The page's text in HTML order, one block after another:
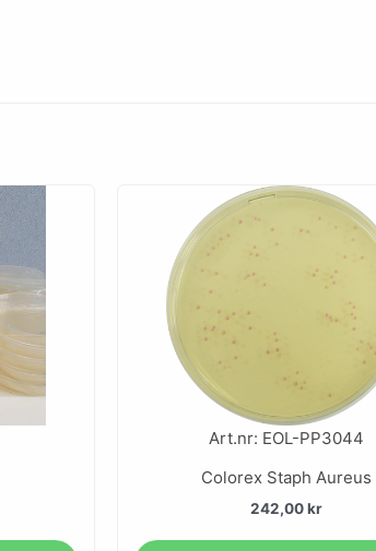
Art.nr: EOL-PP3044
Colorex Staph Aureus
242,00kr